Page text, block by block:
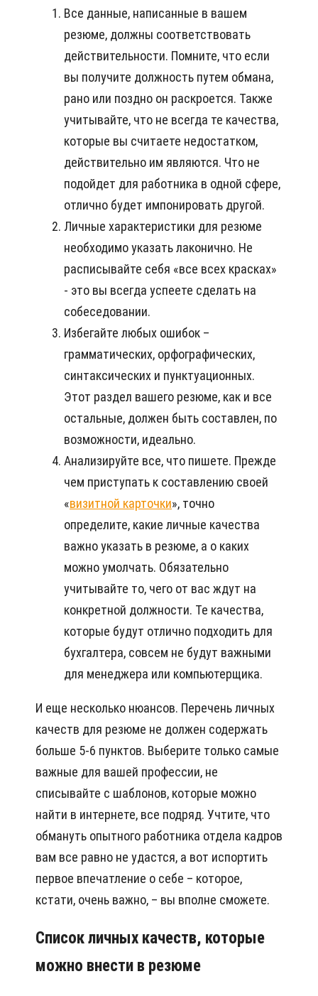
Все данные, написанные в вашем
резюме, должны соответствовать
действительности. Помните, что если
вы получите должность путем обмана,
рано или поздно он раскроется. Также
учитывайте, что не всегда те качества,
которые вы считаете недостатком,
действительно им являются. Что не
подойдет для работника в одной сфере,
отлично будет импонировать другой.
Личные характеристики для резюме
необходимо указать лаконично. Не
расписывайте себя «все всех красках»
- это вы всегда успеете сделать на
собеседовании.
Избегайте любых ошибок –
грамматических, орфографических,
синтаксических и пунктуационных.
Этот раздел вашего резюме, как и все
остальные, должен быть составлен, по
возможности, идеально.
Анализируйте все, что пишете. Прежде
чем приступать к составлению своей
«визитной карточки», точно
определите, какие личные качества
важно указать в резюме, а о каких
можно умолчать. Обязательно
учитывайте то, чего от вас ждут на
конкретной должности. Те качества,
которые будут отлично подходить для
бухгалтера, совсем не будут важными
для менеджера или компьютерщика.
И еще несколько нюансов. Перечень личных
качеств для резюме не должен содержать
больше 5-6 пунктов. Выберите только самые
важные для вашей профессии, не
списывайте с шаблонов, которые можно
найти в интернете, все подряд. Учтите, что
обмануть опытного работника отдела кадров
вам все равно не удастся, а вот испортить
первое впечатление о себе – которое,
кстати, очень важно, – вы вполне сможете.
Список личных качеств, которые
можно внести в резюме